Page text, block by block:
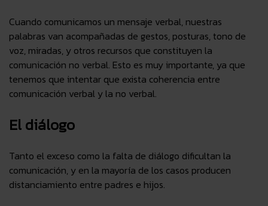
Cuando comunicamos un mensaje verbal, nuestras
palabras van acompañadas de gestos, posturas, tono de
voz, miradas, y otros recursos que constituyen la
comunicación no verbal. Esto es muy importante, ya que
tenemos que intentar que exista coherencia entre
comunicación verbal y la no verbal.
El diálogo
Tanto el exceso como la falta de diálogo dificultan la
comunicación, y en la mayoría de los casos producen
distanciamiento entre padres e hijos.